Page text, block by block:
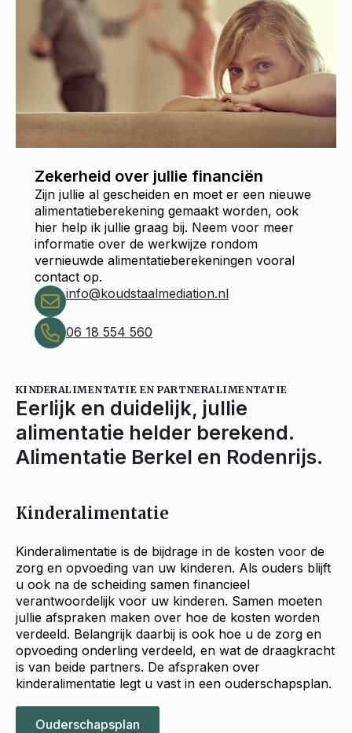
Zekerheid over jullie financiën
Zijn jullie al gescheiden en moet er een nieuwe
alimentatieberekening gemaakt worden, ook
hier help ik jullie graag bij. Neem voor meer
informatie over de werkwijze rondom
vernieuwde alimentatieberekeningen vooral
contact op.
info@koudstaalmediation.nl
06 18 554 560
KINDERALIMENTATIE EN PARTNERALIMENTATIE
Eerlijk en duidelijk, jullie
alimentatie helder berekend.
Alimentatie Berkel en Rodenrijs.
Kinderalimentatie
Kinderalimentatie is de bijdrage in de kosten voor de
zorg en opvoeding van uw kinderen. Als ouders blijft
u ook na de scheiding samen financieel
verantwoordelijk voor uw kinderen. Samen moeten
jullie afspraken maken over hoe de kosten worden
verdeeld. Belangrijk daarbij is ook hoe u de zorg en
opvoeding onderling verdeeld, en wat de draagkracht
is van beide partners. De afspraken over
kinderalimentatie legt u vast in een ouderschapsplan.
Ouderschapsplan